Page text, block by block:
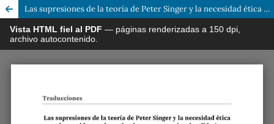
Las supresiones de la teoría de Peter Singer y la necesidad ética de considerar a los animales como otros irreductibles